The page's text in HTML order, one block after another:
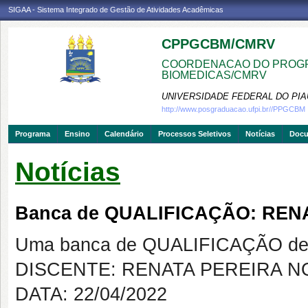
SIGAA - Sistema Integrado de Gestão de Atividades Acadêmicas
CPPGCBM/CMRV
COORDENACAO DO
BIOMEDICAS/CMRV
UNIVERSIDADE FEDERAL DO
http://www.posgraduacao.ufpi.br//PPGCBM
Programa Ensino Calendário Processos Seletivos Notícias
Notícias
Banca de QUALIFICAÇÃO:
Uma banca de QUALIFICAÇÃO
DISCENTE: RENATA PEREIRA
DATA: 22/04/2022